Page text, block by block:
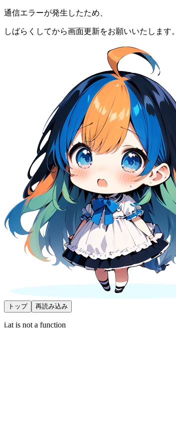
通信エラーが発生したため、
しばらくしてから画面更新をお願いいたします。
トップ 再読み込み
i.at is not a function